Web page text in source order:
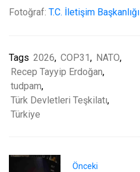
Fotoğraf: T.C. İletişim Başkanlığı
Tags 2026, COP31, NATO,
Recep Tayyip Erdoğan,
tudpam,
Türk Devletleri Teşkilatı,
Türkiye
Önceki